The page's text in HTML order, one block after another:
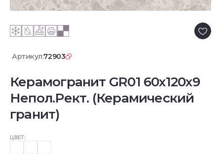
Артикул:72903
Керамогранит GR01 60x120x9
Непол.Рект. (Керамический
гранит)
ЦВЕТ: